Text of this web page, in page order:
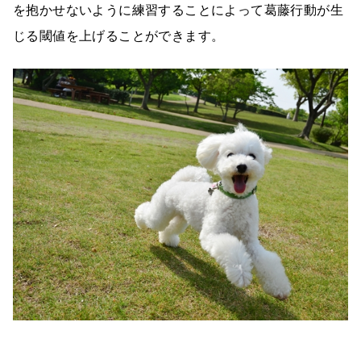
を抱かせないように練習することによって葛藤行動が生
じる閾値を上げることができます。